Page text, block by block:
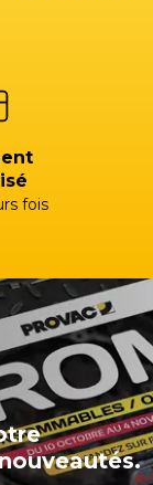
fois